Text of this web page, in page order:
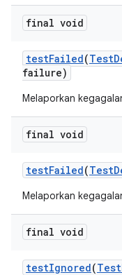
final void
testFailed(Test
failure)
Melaporkan
final void
testFailed(Test
Melaporkan
final void
testIgnored(Test